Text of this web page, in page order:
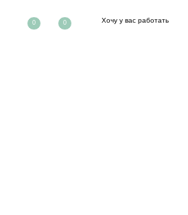
Хочу у вас работать